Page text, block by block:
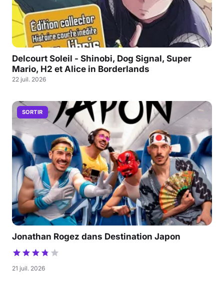
Delcourt Soleil - Shinobi, Dog Signal, Super
Mario, H2 et Alice in Borderlands
22 juil. 2026
SORTIR
Jonathan Rogez dans Destination Japon
21 juil. 2026